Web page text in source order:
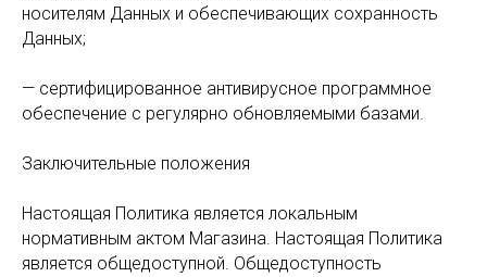
носителям Данных и обеспечивающих сохранность
Данных;
— сертифицированное антивирусное программное
обеспечение с регулярно обновляемыми базами.
Заключительные положения
Настоящая Политика является локальным
нормативным актом Магазина. Настоящая Политика
является общедоступной. Общедоступность